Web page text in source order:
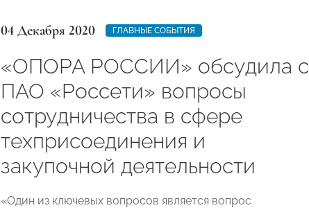
04 Декабря 2020 ГЛАВНЫЕ СОБЫТИЯ
«ОПОРА РОССИИ» обсудила с
ПАО «Россети» вопросы
сотрудничества в сфере
техприсоединения и
закупочной деятельности
«Один из ключевых вопросов является вопрос